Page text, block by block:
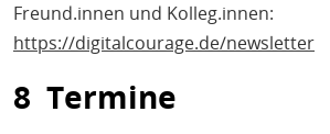
Freund.innen und Kolleg.innen:
https://digitalcourage.de/newsletter
8 Termine